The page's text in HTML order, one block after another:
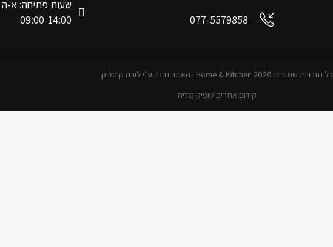
077-5579858
09:00-14:00
כל הזכויות שמורות 2026 Home & Kitchen | האתר נבנה ע״י לובה קוטליק
קידום אתרים טופיק מדיה